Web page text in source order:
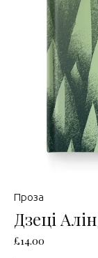
Проза
Дзеці
£14.00